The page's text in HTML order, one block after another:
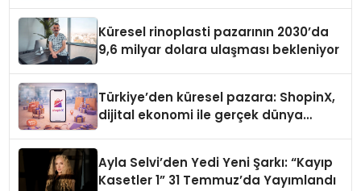
Küresel rinoplasti pazarının 2030’da
9,6 milyar dolara ulaşması bekleniyor
Türkiye’den küresel pazara: ShopinX,
dijital ekonomi ile gerçek dünya
Ayla Selvi’den Yedi Yeni Şarkı: “Kayıp
Kasetler 1” 31 Temmuz’da Yayımlandı